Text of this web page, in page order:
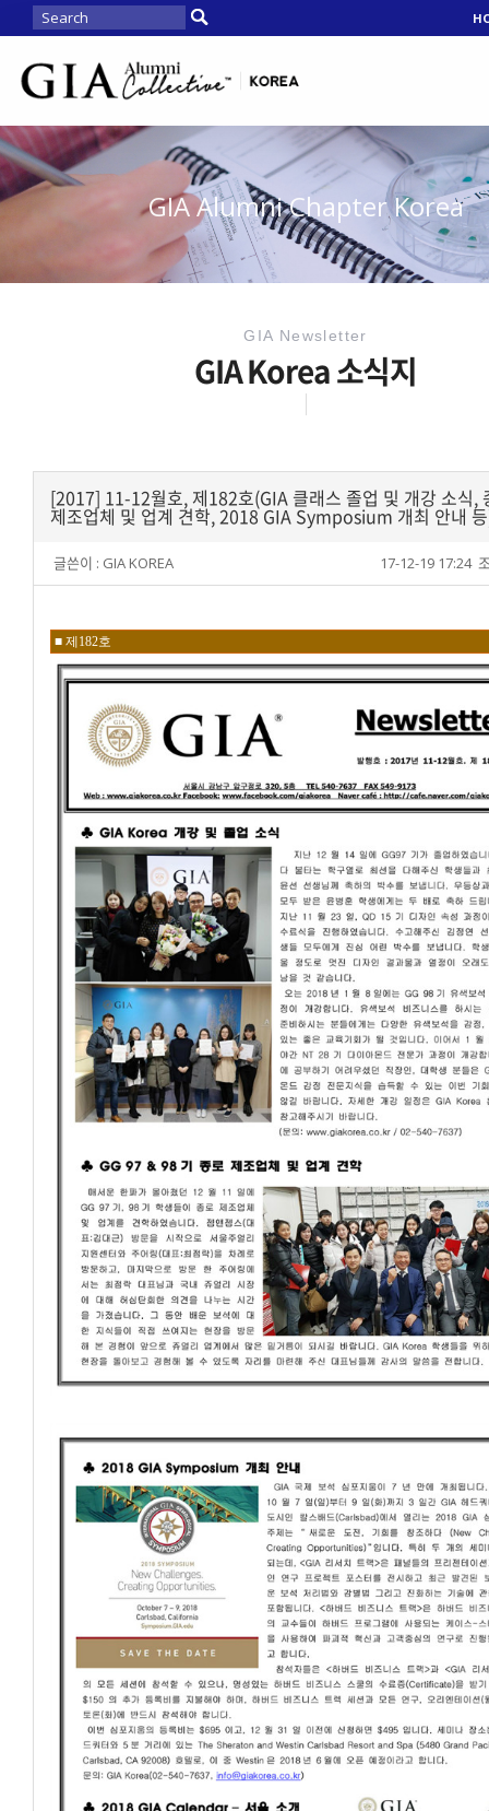
GIA Alumni Chapter Korea
GIA Newsletter
GIA Korea 소식지
[2017] 11-12월호, 제182호(GIA 클래스 졸업 및 개강 소식,
제조업체 및 업계 견학, 2018 GIA Symposium 개최 안내
글쓴이 : GIA KOREA 17-12-19 17:24
■ 제182호